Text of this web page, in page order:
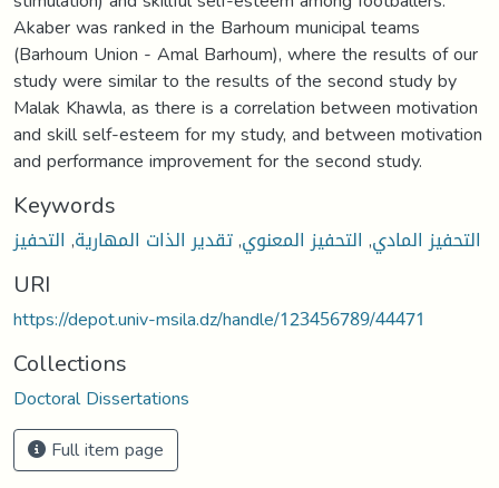
Keywords
التحفيز المادي, التحفيز المعنوي,تقدير الذات المهارية, التحفيز
URI
https://depot.univ-msila.dz/handle/123456789/44471
Collections
Doctoral Dissertations
Full item page